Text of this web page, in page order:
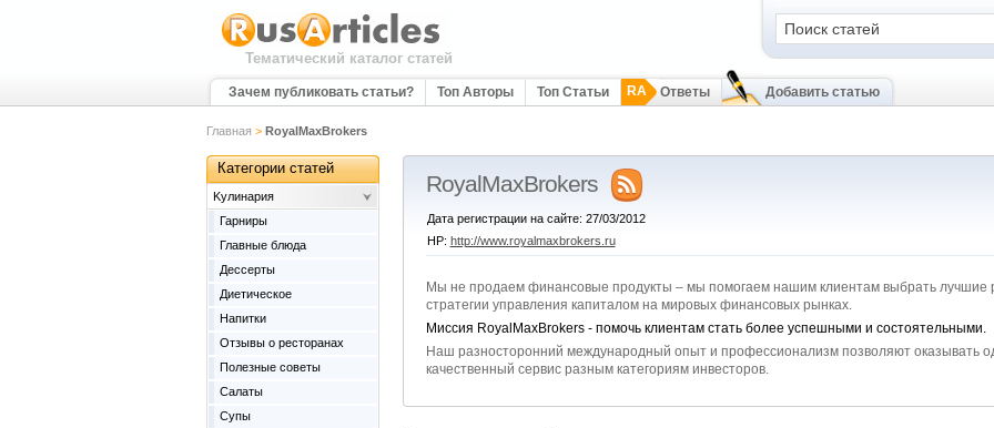
Тематический каталог статей
Зачем публиковать статьи? Топ Авторы Топ Статьи RA Ответы Добавить статью
Главная > RoyalMaxBrokers
RoyalMaxBrokers
Дата регистрации на сайте: 27/03/2012
HP: http://www.royalmaxbrokers.ru
Мы не продаем финансовые продукты – мы помогаем нашим клиентам выбрать лучшие
стратегии управления капиталом на мировых финансовых рынках.
Миссия RoyalMaxBrokers - помочь клиентам стать более успешными и состоятельными.
Наш разносторонний международный опыт и профессионализм позволяют оказывать
качественный сервис разным категориям инвесторов.
Категории статей
Kулинария
Гарниры
Главные блюда
Дессерты
Диетическое
Напитки
Отзывы о ресторанах
Полезные советы
Салаты
Супы